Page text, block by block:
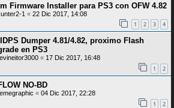
Firmware Installer para PS3 con OFW 4.82
1 « 22 Dic 2017, 14:08
1 2 3 4
Dumper 4.81/4.82, proximo Flash
en PS3
« 17 Dic 2017, 16:48
1 2
NO-BD
« 04 Dic 2017, 22:28
1 2